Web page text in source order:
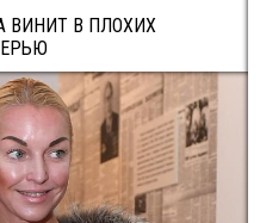
ВИНИТ В ПЛОХИХ